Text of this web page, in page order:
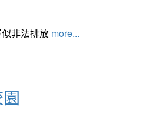
非法排放 more...